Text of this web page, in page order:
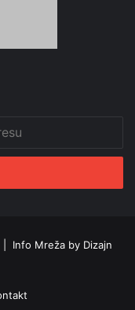
| Info Mreža by Dizajn